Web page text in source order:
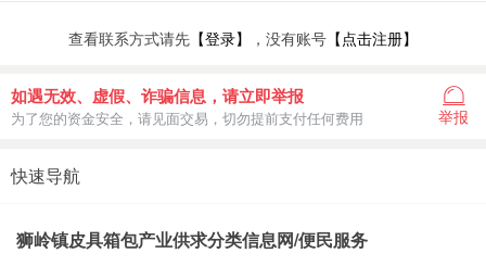
查看联系方式请先 【登录】 ，没有账号 【点击注册】
如遇无效、虚假、诈骗信息，请立即举报
为了您的资金安全，请见面交易，切勿提前支付任何费用 举报
快速导航
狮岭镇皮具箱包产业供求分类信息网/便民服务